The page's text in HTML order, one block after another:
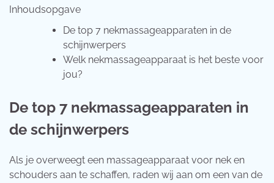
Inhoudsopgave
De top 7 nekmassageapparaten in de
schijnwerpers
Welk nekmassageapparaat is het beste voor
jou?
De top 7 nekmassageapparaten in
de schijnwerpers
Als je overweegt een massageapparaat voor nek en
schouders aan te schaffen, raden wij aan om een van de